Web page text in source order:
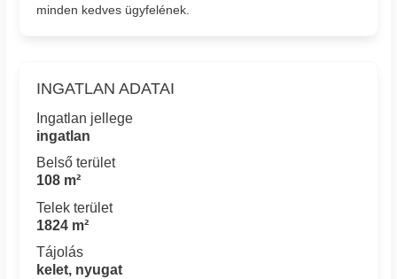
minden kedves ügyfelének.
INGATLAN ADATAI
Ingatlan jellege
ingatlan
Belső terület
108 m²
Telek terület
1824 m²
Tájolás
kelet, nyugat